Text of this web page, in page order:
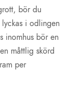
bör du
i odlingen
inomhus bör en
måttlig skörd
per